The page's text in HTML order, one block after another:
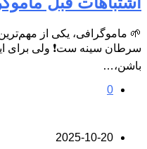
🌱 ماموگرافی، یکی از
سرطان سینه ست❗ ولی برای
باشن،…
0
2025-10-20